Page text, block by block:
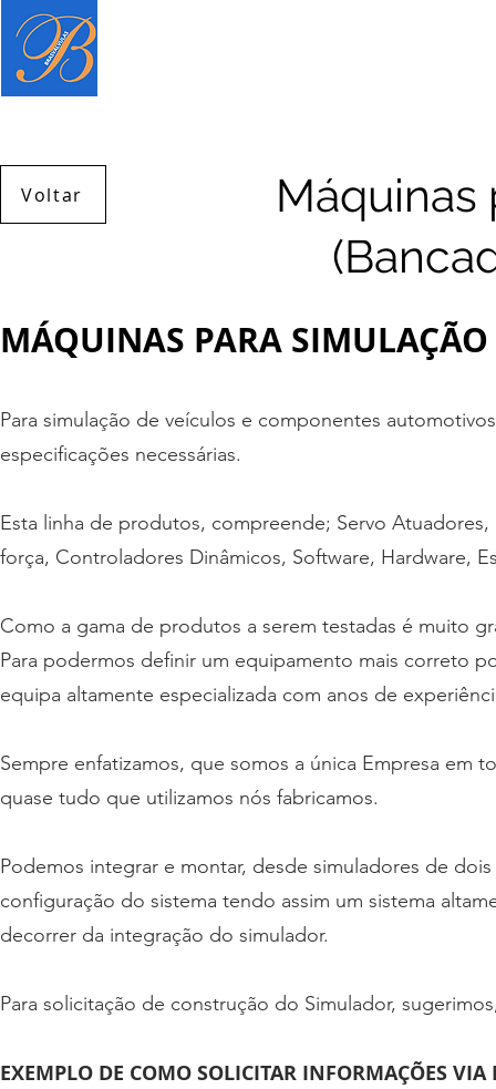
Voltar
Máquinas
MÁQUINAS PARA SIMULAÇÃO
Para simulação de veículos e componentes
especificações necessárias.
Esta linha de produtos, compreende; Servo
força, Controladores Dinâmicos, Software, Hardware,
Como a gama de produtos a serem testadas é muito
Para podermos definir um equipamento mais correto
equipa altamente especializada com anos de
Sempre enfatizamos, que somos a única Empresa
quase tudo que utilizamos nós fabricamos.
Podemos integrar e montar, desde simuladores de
configuração do sistema tendo assim um sistema
decorrer da integração do simulador.
Para solicitação de construção do Simulador,
EXEMPLO DE COMO SOLICITAR INFORMAÇÕES